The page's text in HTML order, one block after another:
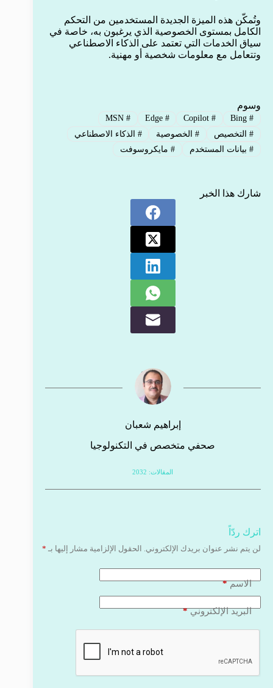
وتُمكّن هذه الميزة الجديدة المستخدمين من التحكم
الكامل بمستوى الخصوصية الذي يرغبون به، خاصة في
سياق الخدمات التي تعتمد على الذكاء الاصطناعي
وتتعامل مع معلومات شخصية أو مهنية.
وسوم
#
Bing
#
Copilot
#
Edge
#
MSN
#التخصيص #الخصوصية # الذكاء الاصطناعي
#بيانات المستخدم #مايكروسوفت
شارك هذا الخبر
إبراهيم شعبان
صحفي متخصص في التكنولوجيا
المقالات: 2032
اترك ردّاً
لن يتم نشر عنوان بريدك الإلكتروني. الحقول الإلزامية مشار إليها بـ *
الاسم*
البريد الإلكتروني*